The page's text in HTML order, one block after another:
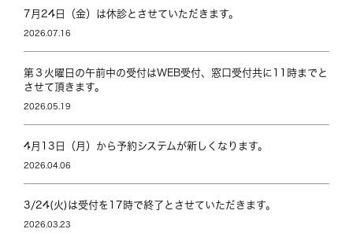
7月24日（金）は休診とさせていただきます。
2026.07.16
第３火曜日の午前中の受付はWEB受付、窓口受付共に11時までと
させて頂きます。
2026.05.19
4月13日（月）から予約システムが新しくなります。
2026.04.06
3/24(火)は受付を17時で終了とさせていただきます。
2026.03.23